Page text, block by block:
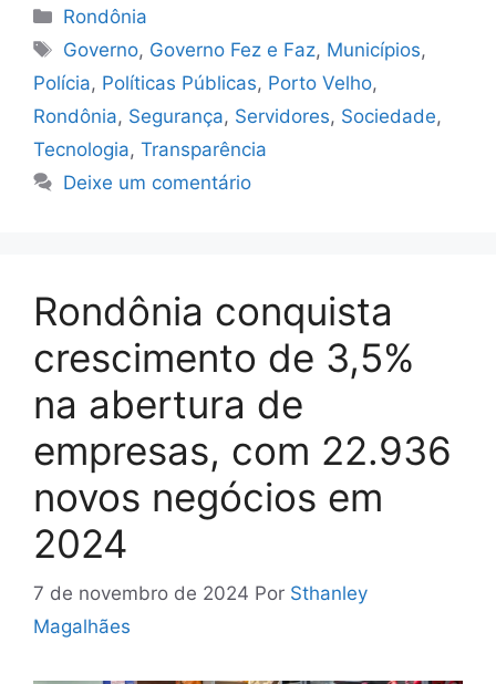
Categorias
Rondônia
Tags
Governo, Governo Fez e Faz, Municípios,
Polícia, Políticas Públicas, Porto Velho,
Rondônia, Segurança, Servidores, Sociedade,
Tecnologia, Transparência
Deixe um comentário
Rondônia conquista
crescimento de 3,5%
na abertura de
empresas, com 22.936
novos negócios em
2024
7 de novembro de 2024 Por Sthanley
Magalhães